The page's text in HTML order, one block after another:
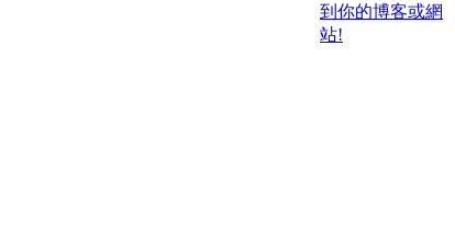
到你的博客或網
站!